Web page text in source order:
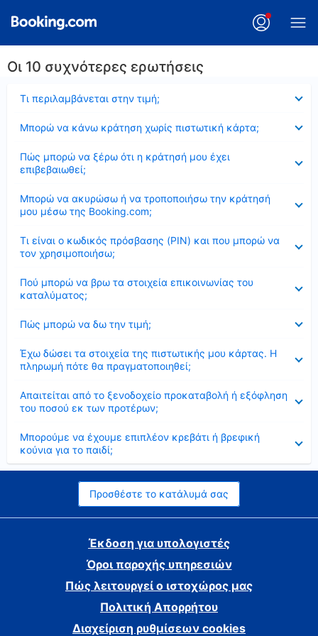
Οι 10 συχνότερες ερωτήσεις
Τι περιλαμβάνεται στην τιμή;
Μπορώ να κάνω κράτηση χωρίς πιστωτική κάρτα;
Πώς μπορώ να ξέρω ότι η κράτησή μου έχει
επιβεβαιωθεί;
Μπορώ να ακυρώσω ή να τροποποιήσω την κράτησή
μου μέσω της Booking.com;
Τι είναι ο κωδικός πρόσβασης (PIN) και που μπορώ να
τον χρησιμοποιήσω;
Πού μπορώ να βρω τα στοιχεία επικοινωνίας του
καταλύματος;
Πώς μπορώ να δω την τιμή;
Έχω δώσει τα στοιχεία της πιστωτικής μου κάρτας. Η
πληρωμή πότε θα πραγματοποιηθεί;
Απαιτείται από το ξενοδοχείο προκαταβολή ή εξόφληση
του ποσού εκ των προτέρων;
Μπορούμε να έχουμε επιπλέον κρεβάτι ή βρεφική
κούνια για το παιδί;
Προσθέστε το κατάλυμά σας
Έκδοση για υπολογιστές
Όροι παροχής υπηρεσιών
Πώς λειτουργεί ο ιστοχώρος μας
Πολιτική Απορρήτου
Διαχείριση ρυθμίσεων cookies